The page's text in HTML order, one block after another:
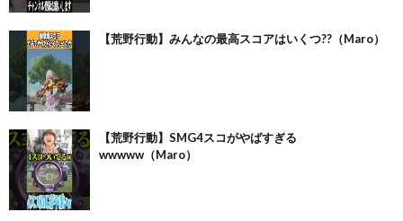
【荒野行動】みんなの最高スコアはいくつ??（Maro）
【荒野行動】SMG4スコがやばすぎる
wwwww（Maro）